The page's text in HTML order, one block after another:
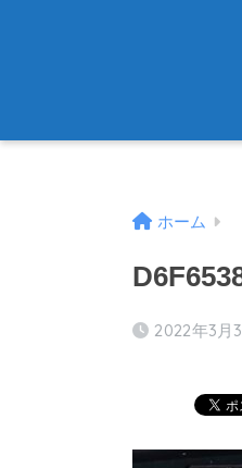
ホーム
2022年3月